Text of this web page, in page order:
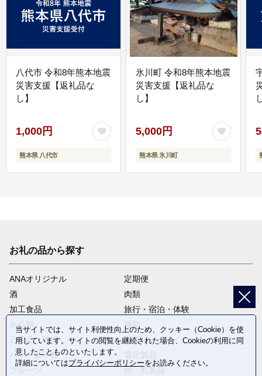
八代市 令和8年熊本地震
災害支援【返礼品な
し】
1,000円
熊本県 八代市
氷川町 令和8年熊本地震
災害支援【返礼品な
し】
5,000円
熊本県 氷川町
お礼の品から探す
ANAオリジナル
定期便
酒
肉類
加工食品
旅行・宿泊・体験
魚介類
麺類
日用品・雑貨
野菜
パン・菓子類
卵・乳製品
当サイトでは、サイト利便性向上のため、クッキー（Cookie）を使
用しています。サイトの閲覧を継続された場合、Cookieの利用に同
意したことものといたします。
詳細についてはプライバシーポリシーをお読みください。